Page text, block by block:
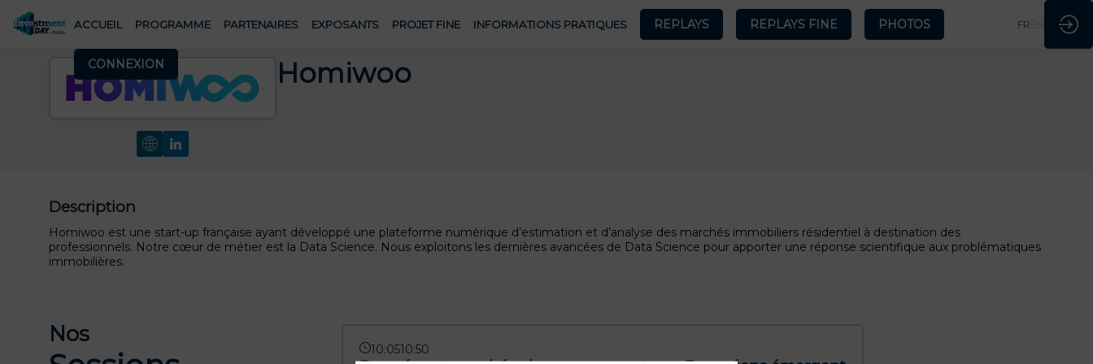
ACCUEIL PROGRAMME PARTENAIRES EXPOSANTS PROJET FINE INFORMATIONS PRATIQUES REPLAYS REPLAYS FINE PHOTOS
CONNEXION
FR
Homiwoo
Description
Homiwoo est une start-up française ayant développé une plateforme numérique d’estimation et d’analyse des marchés immobiliers résidentiel à destination des
professionnels. Notre cœur de métier est la Data Science. Nous exploitons les dernières avancées de Data Science pour apporter une réponse scientifique aux problématiques
immobilières.
Nos
10:0510:50